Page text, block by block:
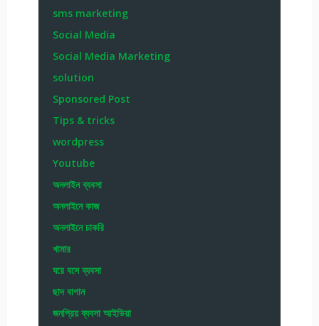
sms marketing
Social Media
Social Media Marketing
solution
Sponsored Post
Tips & tricks
wordpress
Youtube
অনলাইন ব্যবসা
অনলাইনে কাজ
অনলাইনে চাকরি
খামার
ঘরে বসে ব্যবসা
ছাদ বাগান
জনপ্রিয় ব্যবসা আইডিয়া